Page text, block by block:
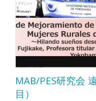
MAB/PES研究会
目）